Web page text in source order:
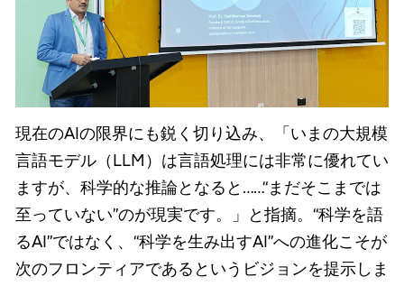
現在のAIの限界にも鋭く切り込み、「いまの大規模
言語モデル（LLM）は言語処理には非常に優れてい
ますが、科学的な推論となると……“まだそこまでは
至っていない”のが現実です。」と指摘。“科学を語
るAI”ではなく、“科学を生み出すAI”への進化こそが
次のフロンティアであるというビジョンを提示しま